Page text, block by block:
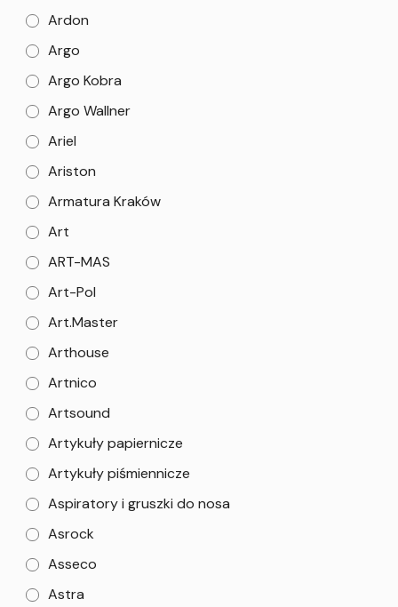
Ardon
Argo
Argo Kobra
Argo Wallner
Ariel
Ariston
Armatura Kraków
Art
ART-MAS
Art-Pol
Art.Master
Arthouse
Artnico
Artsound
Artykuły papiernicze
Artykuły piśmiennicze
Aspiratory i gruszki do nosa
Asrock
Asseco
Astra